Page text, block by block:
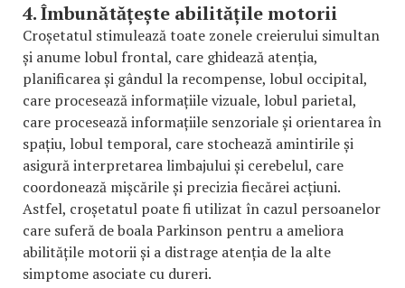
4. Îmbunătățește abilitățile motorii
Croșetatul stimulează toate zonele creierului simultan
și anume lobul frontal, care ghidează atenția,
planificarea și gândul la recompense, lobul occipital,
care procesează informațiile vizuale, lobul parietal,
care procesează informațiile senzoriale și orientarea în
spațiu, lobul temporal, care stochează amintirile și
asigură interpretarea limbajului și cerebelul, care
coordonează mișcările și precizia fiecărei acțiuni.
Astfel, croșetatul poate fi utilizat în cazul persoanelor
care suferă de boala Parkinson pentru a ameliora
abilitățile motorii și a distrage atenția de la alte
simptome asociate cu dureri.